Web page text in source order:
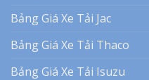
Bảng Giá Xe Tải Jac
Bảng Giá Xe Tải Thaco
Bảng Giá Xe Tải Isuzu